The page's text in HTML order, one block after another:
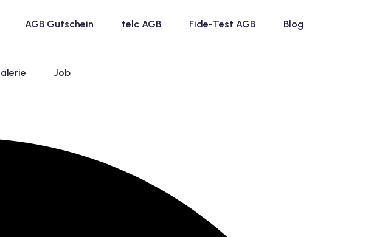
AGB Gutschein telc AGB Fide-Test AGB Blog
Job